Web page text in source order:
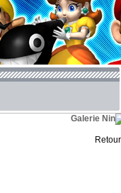
Galerie